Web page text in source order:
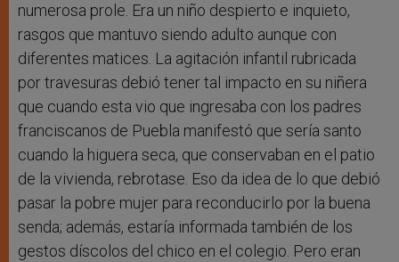
numerosa prole. Era un niño despierto e inquieto,
rasgos que mantuvo siendo adulto aunque con
diferentes matices. La agitación infantil rubricada
por travesuras debió tener tal impacto en su niñera
que cuando esta vio que ingresaba con los padres
franciscanos de Puebla manifestó que sería santo
cuando la higuera seca, que conservaban en el patio
de la vivienda, rebrotase. Eso da idea de lo que debió
pasar la pobre mujer para reconducirlo por la buena
senda; además, estaría informada también de los
gestos díscolos del chico en el colegio. Pero eran